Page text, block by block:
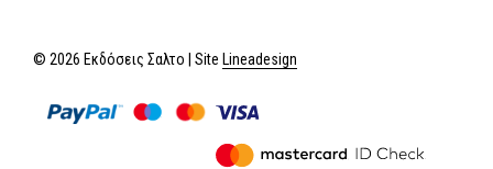
© 2026 Εκδόσεις Σαλτο | Site Lineadesign